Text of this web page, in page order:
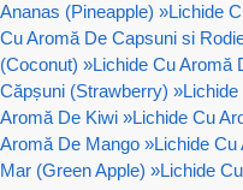
Ananas (Pineapple) »Lichide
Cu Aromă De Capsuni si
(Coconut) »Lichide Cu Aromă
Căpșuni (Strawberry) »
Aromă De Kiwi »Lichide Cu
Aromă De Mango »Lichide
Mar (Green Apple) »Lichide